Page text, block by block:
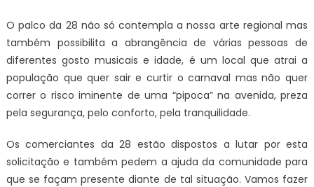
O palco da 28 não só contempla a nossa arte regional mas
também possibilita a abrangência de várias pessoas de
diferentes gosto musicais e idade, é um local que atrai a
população que quer sair e curtir o carnaval mas não quer
correr o risco iminente de uma “pipoca” na avenida, preza
pela segurança, pelo conforto, pela tranquilidade.
Os comerciantes da 28 estão dispostos a lutar por esta
solicitação e também pedem a ajuda da comunidade para
que se façam presente diante de tal situação. Vamos fazer